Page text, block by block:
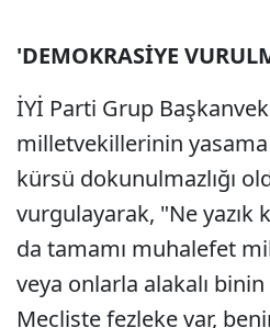
'DEMOKRASİYE
İYİ Parti Grup
milletvekillerinin
kürsü dokunulmazlığı
vurgulayarak, "Ne yazık
da tamamı muhalefet
veya onlarla alakalı
Mecliste fezleke var,